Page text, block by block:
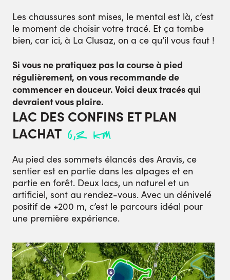
Les chaussures sont mises, le mental est là, c’est
le moment de choisir votre tracé. Et ça tombe
bien, car ici, à La Clusaz, on a ce qu’il vous faut !
Si vous ne pratiquez pas la course à pied
régulièrement, on vous recommande de
commencer en douceur. Voici deux tracés qui
devraient vous plaire.
LAC DES CONFINS ET PLAN
LACHAT 6,3 km
Au pied des sommets élancés des Aravis, ce
sentier est en partie dans les alpages et en
partie en forêt. Deux lacs, un naturel et un
artificiel, sont au rendez-vous. Avec un dénivelé
positif de +200 m, c’est le parcours idéal pour
une première expérience.